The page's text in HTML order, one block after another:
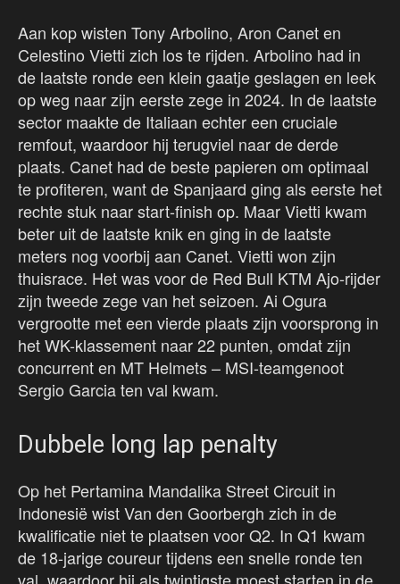
Aan kop wisten Tony Arbolino, Aron Canet en
Celestino Vietti zich los te rijden. Arbolino had in
de laatste ronde een klein gaatje geslagen en leek
op weg naar zijn eerste zege in 2024. In de laatste
sector maakte de Italiaan echter een cruciale
remfout, waardoor hij terugviel naar de derde
plaats. Canet had de beste papieren om optimaal
te profiteren, want de Spanjaard ging als eerste het
rechte stuk naar start-finish op. Maar Vietti kwam
beter uit de laatste knik en ging in de laatste
meters nog voorbij aan Canet. Vietti won zijn
thuisrace. Het was voor de Red Bull KTM Ajo-rijder
zijn tweede zege van het seizoen. Ai Ogura
vergrootte met een vierde plaats zijn voorsprong in
het WK-klassement naar 22 punten, omdat zijn
concurrent en MT Helmets – MSI-teamgenoot
Sergio Garcia ten val kwam.
Dubbele long lap penalty
Op het Pertamina Mandalika Street Circuit in
Indonesië wist Van den Goorbergh zich in de
kwalificatie niet te plaatsen voor Q2. In Q1 kwam
de 18-jarige coureur tijdens een snelle ronde ten